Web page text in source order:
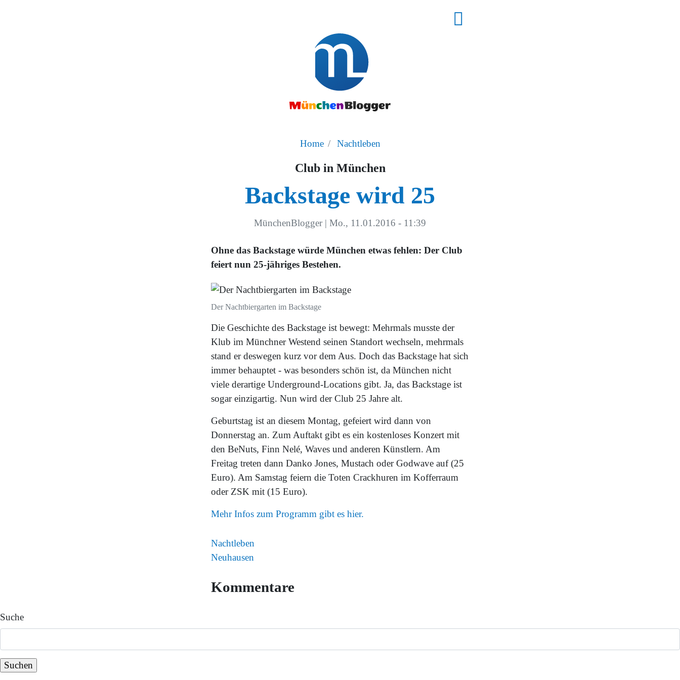
Home Nachtleben
Club in München
Backstage wird 25
MünchenBlogger | Mo., 11.01.2016 - 11:39
Ohne das Backstage würde München etwas fehlen: Der Club
feiert nun 25-jähriges Bestehen.
Der Nachtbiergarten im Backstage
Die Geschichte des Backstage ist bewegt: Mehrmals musste der
Klub im Münchner Westend seinen Standort wechseln, mehrmals
stand er deswegen kurz vor dem Aus. Doch das Backstage hat sich
immer behauptet - was besonders schön ist, da München nicht
viele derartige Underground-Locations gibt. Ja, das Backstage ist
sogar einzigartig. Nun wird der Club 25 Jahre alt.
Geburtstag ist an diesem Montag, gefeiert wird dann von
Donnerstag an. Zum Auftakt gibt es ein kostenloses Konzert mit
den BeNuts, Finn Nelé, Waves und anderen Künstlern. Am
Freitag treten dann Danko Jones, Mustach oder Godwave auf (25
Euro). Am Samstag feiern die Toten Crackhuren im Kofferraum
oder ZSK mit (15 Euro).
Mehr Infos zum Programm gibt es hier.
Nachtleben
Neuhausen
Kommentare
Suche